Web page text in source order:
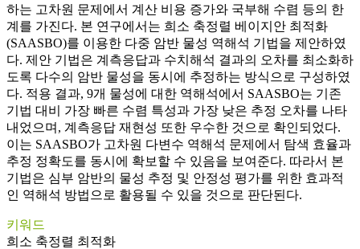
하는 고차원 문제에서 계산 비용 증가와 국부해 수렴 등의 한
계를 가진다. 본 연구에서는 희소 축정렬 베이지안 최적화
(SAASBO)를 이용한 다중 암반 물성 역해석 기법을 제안하였
다. 제안 기법은 계측응답과 수치해석 결과의 오차를 최소화하
도록 다수의 암반 물성을 동시에 추정하는 방식으로 구성하였
다. 적용 결과, 9개 물성에 대한 역해석에서 SAASBO는 기존
기법 대비 가장 빠른 수렴 특성과 가장 낮은 추정 오차를 나타
내었으며, 계측응답 재현성 또한 우수한 것으로 확인되었다.
이는 SAASBO가 고차원 다변수 역해석 문제에서 탐색 효율과
추정 정확도를 동시에 확보할 수 있음을 보여준다. 따라서 본
기법은 심부 암반의 물성 추정 및 안정성 평가를 위한 효과적
인 역해석 방법으로 활용될 수 있을 것으로 판단된다.
키워드
희소 축정렬 최적화